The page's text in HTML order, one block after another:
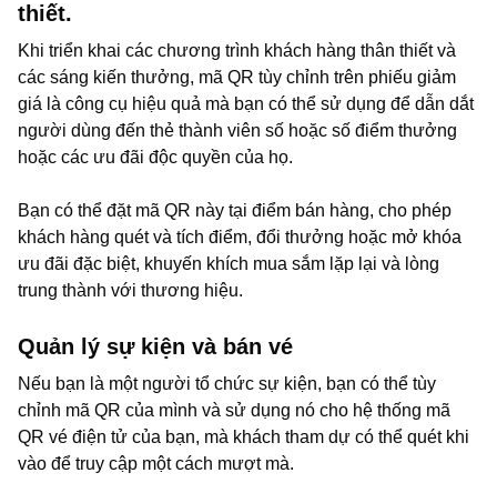
thiết.
Khi triển khai các chương trình khách hàng thân thiết và
các sáng kiến thưởng, mã QR tùy chỉnh trên phiếu giảm
giá là công cụ hiệu quả mà bạn có thể sử dụng để dẫn dắt
người dùng đến thẻ thành viên số hoặc số điểm thưởng
hoặc các ưu đãi độc quyền của họ.
Bạn có thể đặt mã QR này tại điểm bán hàng, cho phép
khách hàng quét và tích điểm, đổi thưởng hoặc mở khóa
ưu đãi đặc biệt, khuyến khích mua sắm lặp lại và lòng
trung thành với thương hiệu.
Quản lý sự kiện và bán vé
Nếu bạn là một người tổ chức sự kiện, bạn có thể tùy
chỉnh mã QR của mình và sử dụng nó cho hệ thống mã
QR vé điện tử của bạn, mà khách tham dự có thể quét khi
vào để truy cập một cách mượt mà.